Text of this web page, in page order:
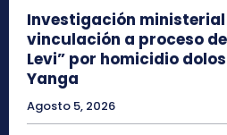
Investigación
vinculación a proceso
Levi” por homicidio
Yanga
Agosto 5, 2026